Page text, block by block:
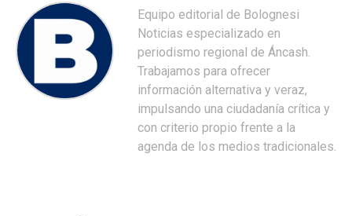
Equipo editorial de Bolognesi
Noticias especializado en
periodismo regional de Áncash.
Trabajamos para ofrecer
información alternativa y veraz,
impulsando una ciudadanía crítica y
con criterio propio frente a la
agenda de los medios tradicionales.